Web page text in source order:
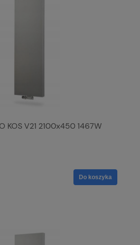
KOS V21 2100x450 1467W
Do koszyka